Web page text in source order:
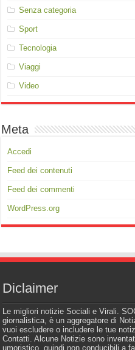
Senza categoria
Sport
Tecnologia
Viaggi
Video
Meta
Accedi
Feed dei contenuti
Feed dei commenti
WordPress.org
Diclaimer
Le migliori notizie Sociali e Virali.
giornalistica, è un aggregatore di
vuoi escludere o includere le tue
Contatti. Alcune Notizie sono
umoristico, quindi non conducibili a